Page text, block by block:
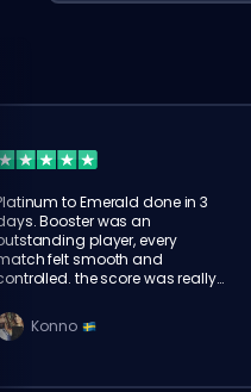
to Emerald done in 3
Booster was an
player, every
felt smooth and
the score was really
Konno